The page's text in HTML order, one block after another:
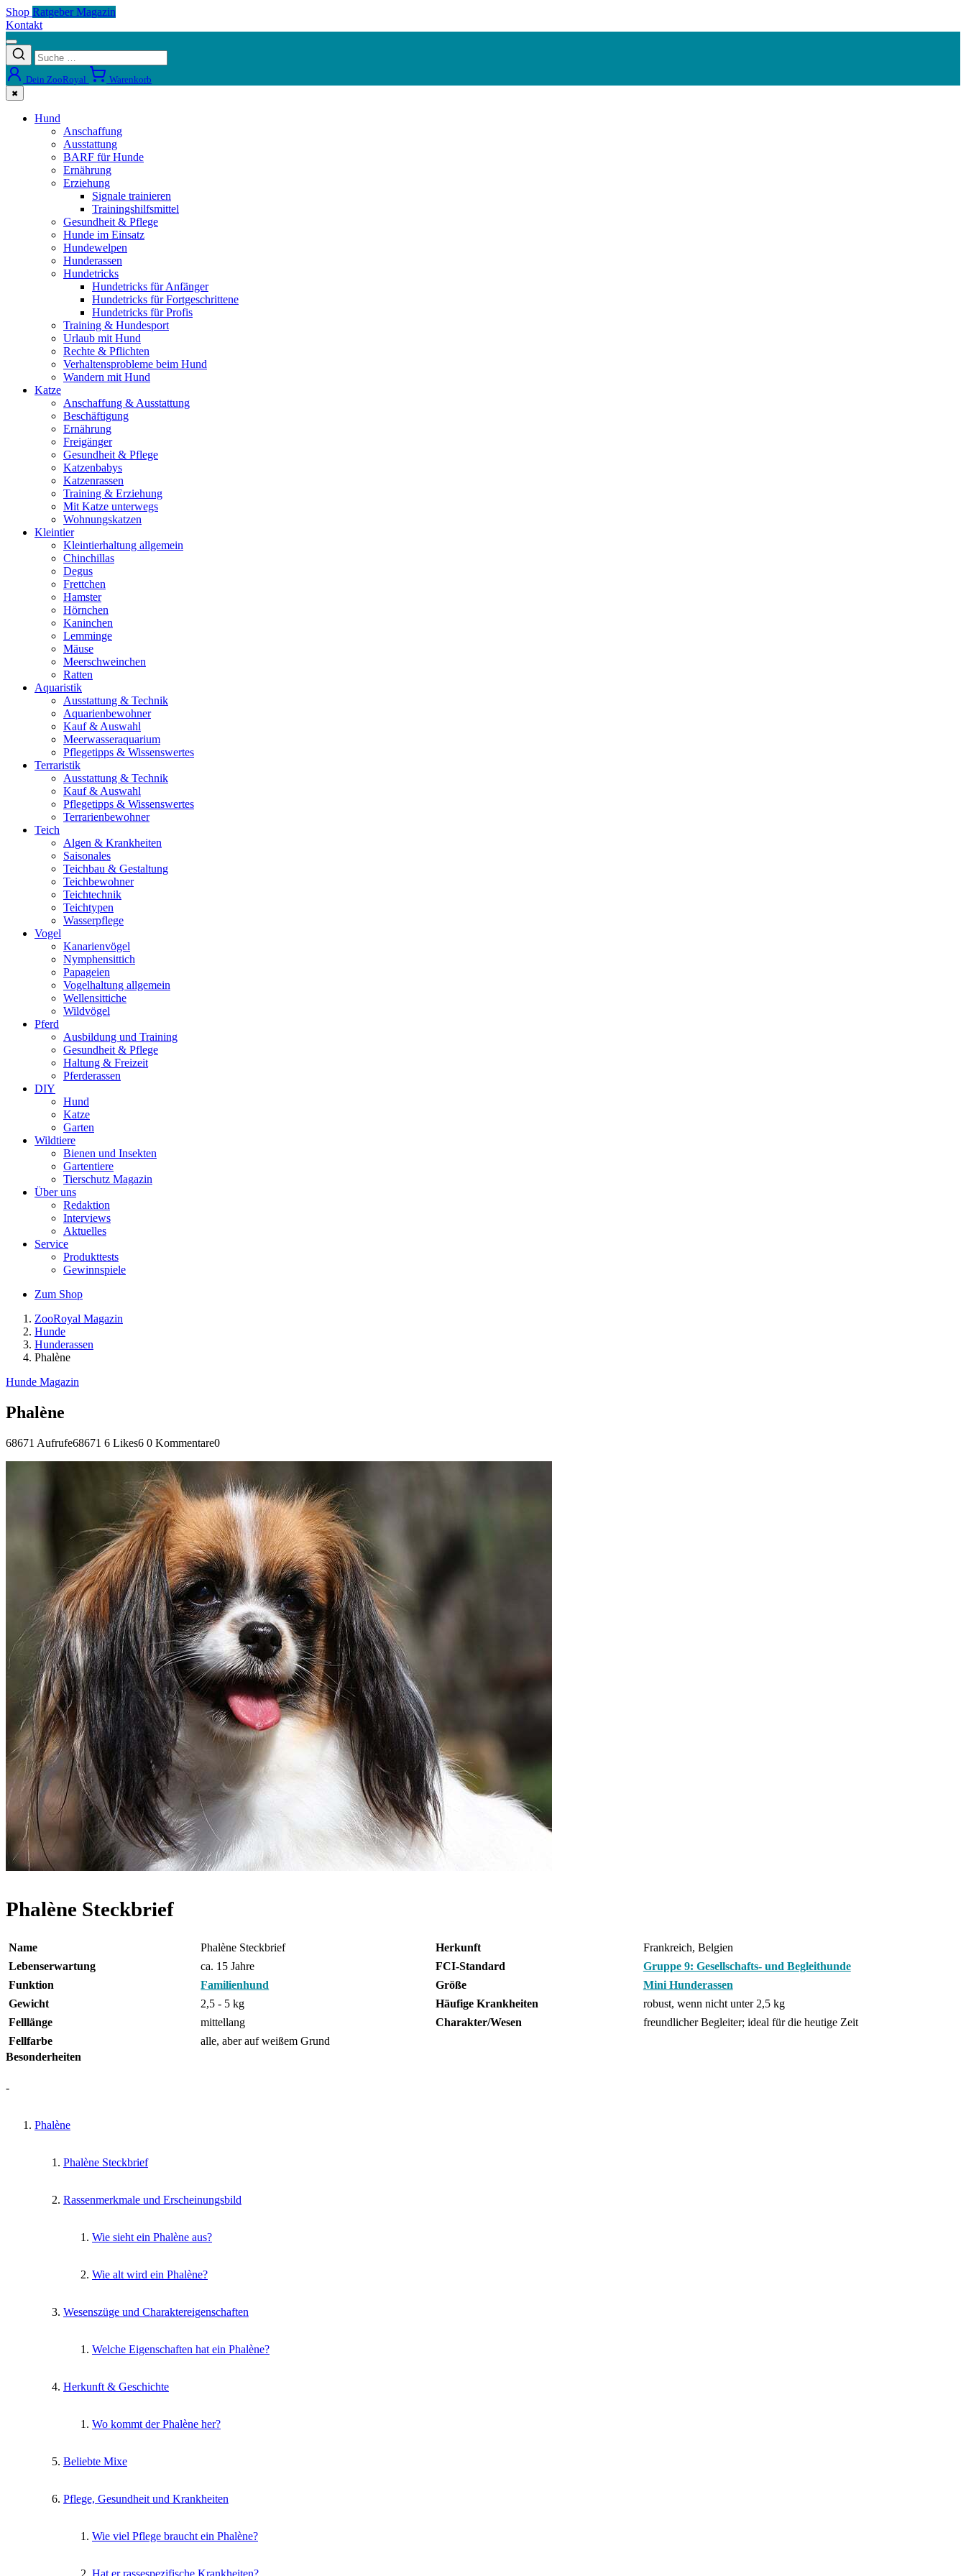
Shop Ratgeber Magazin
Kontakt
Dein ZooRoyal Warenkorb
✖
Hund
Anschaffung
Ausstattung
BARF für Hunde
Ernährung
Erziehung
Signale trainieren
Trainingshilfsmittel
Gesundheit & Pflege
Hunde im Einsatz
Hundewelpen
Hunderassen
Hundetricks
Hundetricks für Anfänger
Hundetricks für Fortgeschrittene
Hundetricks für Profis
Training & Hundesport
Urlaub mit Hund
Rechte & Pflichten
Verhaltensprobleme beim Hund
Wandern mit Hund
Katze
Anschaffung & Ausstattung
Beschäftigung
Ernährung
Freigänger
Gesundheit & Pflege
Katzenbabys
Katzenrassen
Training & Erziehung
Mit Katze unterwegs
Wohnungskatzen
Kleintier
Kleintierhaltung allgemein
Chinchillas
Degus
Frettchen
Hamster
Hörnchen
Kaninchen
Lemminge
Mäuse
Meerschweinchen
Ratten
Aquaristik
Ausstattung & Technik
Aquarienbewohner
Kauf & Auswahl
Meerwasseraquarium
Pflegetipps & Wissenswertes
Terraristik
Ausstattung & Technik
Kauf & Auswahl
Pflegetipps & Wissenswertes
Terrarienbewohner
Teich
Algen & Krankheiten
Saisonales
Teichbau & Gestaltung
Teichbewohner
Teichtechnik
Teichtypen
Wasserpflege
Vogel
Kanarienvögel
Nymphensittich
Papageien
Vogelhaltung allgemein
Wellensittiche
Wildvögel
Pferd
Ausbildung und Training
Gesundheit & Pflege
Haltung & Freizeit
Pferderassen
DIY
Hund
Katze
Garten
Wildtiere
Bienen und Insekten
Gartentiere
Tierschutz Magazin
Über uns
Redaktion
Interviews
Aktuelles
Service
Produkttests
Gewinnspiele
Zum Shop
ZooRoyal Magazin
Hunde
Hunderassen
Phalène
Hunde Magazin
Phalène
68671 Aufrufe68671 6 Likes6 0 Kommentare0
Phalène Steckbrief
Name Phalène Steckbrief Herkunft
Frankreich, Belgien
Lebenserwartung
ca. 15 Jahre FCI-Standard
Gruppe 9: Gesellschafts- und Begleithunde
Funktion
Familienhund Größe
Mini Hunderassen
Gewicht
2,5 - 5 kg Häufige Krankheiten
robust, wenn nicht unter 2,5 kg
Felllänge
mittellang Charakter/Wesen
freundlicher Begleiter; ideal für die heutige Zeit
Fellfarbe
alle, aber auf weißem Grund
Besonderheiten
-
Phalène
Phalène Steckbrief
Rassenmerkmale und Erscheinungsbild
Wie sieht ein Phalène aus?
Wie alt wird ein Phalène?
Wesenszüge und Charaktereigenschaften
Welche Eigenschaften hat ein Phalène?
Herkunft & Geschichte
Wo kommt der Phalène her?
Beliebte Mixe
Pflege, Gesundheit und Krankheiten
Wie viel Pflege braucht ein Phalène?
Hat er rassespezifische Krankheiten?